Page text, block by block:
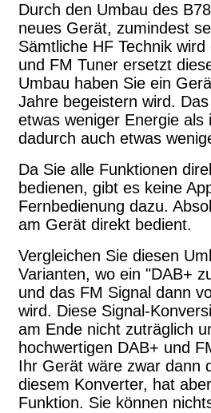
Durch den Umbau des
neues Gerät, zumindest
Sämtliche HF Technik
und FM Tuner ersetzt
Umbau haben Sie ein
Jahre begeistern wird.
etwas weniger Energie
dadurch auch etwas
Da Sie alle Funktionen
bedienen, gibt es keine
Fernbedienung dazu.
am Gerät direkt bedient.
Vergleichen Sie diesen
Varianten, wo ein "DAB+
und das FM Signal dann
wird. Diese Signal-
am Ende nicht zuträglich
hochwertigen DAB+ und
Ihr Gerät wäre zwar dann
diesem Konverter, hat
Funktion. Sie können